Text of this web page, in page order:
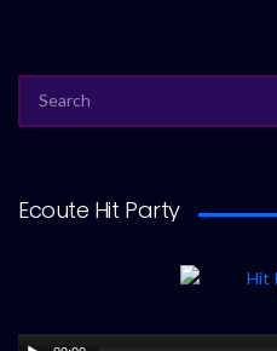
FOR:
Ecoute Hit Party